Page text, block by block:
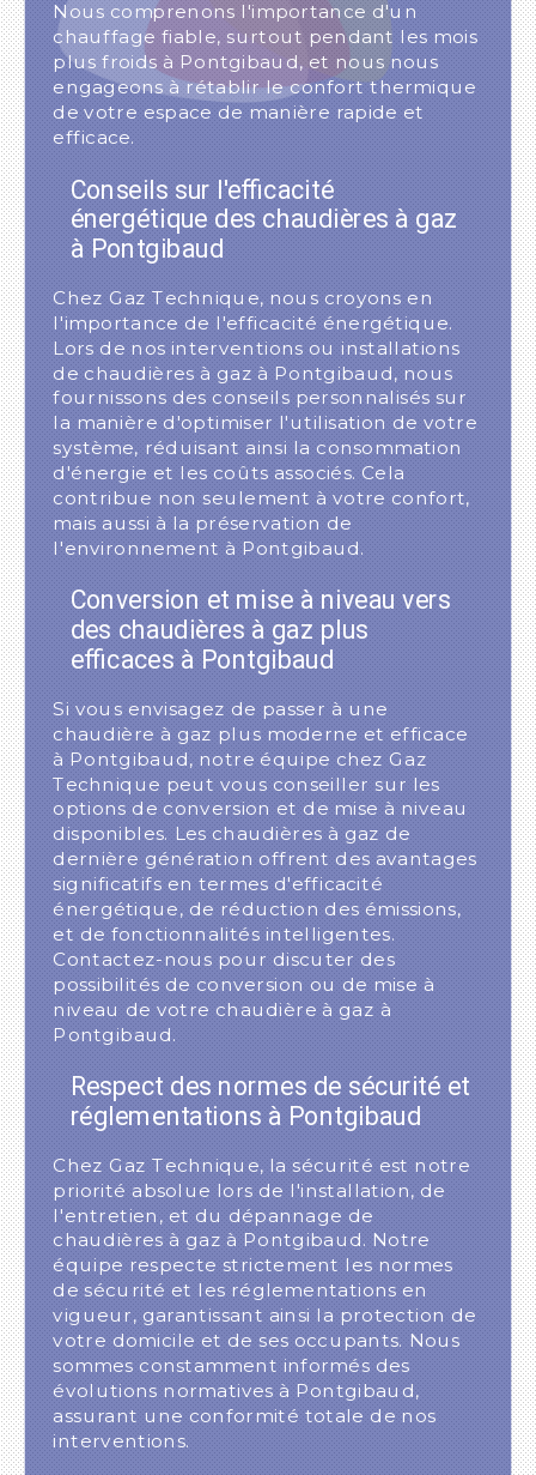
Nous comprenons l'importance d'un
chauffage fiable, surtout pendant les mois
plus froids à Pontgibaud, et nous nous
engageons à rétablir le confort thermique
de votre espace de manière rapide et
efficace.
Conseils sur l'efficacité
énergétique des chaudières à gaz
à Pontgibaud
Chez Gaz Technique, nous croyons en
l'importance de l'efficacité énergétique.
Lors de nos interventions ou installations
de chaudières à gaz à Pontgibaud, nous
fournissons des conseils personnalisés sur
la manière d'optimiser l'utilisation de votre
système, réduisant ainsi la consommation
d'énergie et les coûts associés. Cela
contribue non seulement à votre confort,
mais aussi à la préservation de
l'environnement à Pontgibaud.
Conversion et mise à niveau vers
des chaudières à gaz plus
efficaces à Pontgibaud
Si vous envisagez de passer à une
chaudière à gaz plus moderne et efficace
à Pontgibaud, notre équipe chez Gaz
Technique peut vous conseiller sur les
options de conversion et de mise à niveau
disponibles. Les chaudières à gaz de
dernière génération offrent des avantages
significatifs en termes d'efficacité
énergétique, de réduction des émissions,
et de fonctionnalités intelligentes.
Contactez-nous pour discuter des
possibilités de conversion ou de mise à
niveau de votre chaudière à gaz à
Pontgibaud.
Respect des normes de sécurité et
réglementations à Pontgibaud
Chez Gaz Technique, la sécurité est notre
priorité absolue lors de l'installation, de
l'entretien, et du dépannage de
chaudières à gaz à Pontgibaud. Notre
équipe respecte strictement les normes
de sécurité et les réglementations en
vigueur, garantissant ainsi la protection de
votre domicile et de ses occupants. Nous
sommes constamment informés des
évolutions normatives à Pontgibaud,
assurant une conformité totale de nos
interventions.